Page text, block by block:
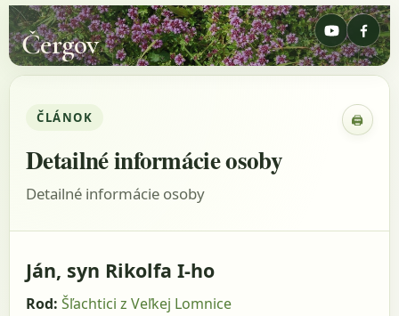
Čergov
ČLÁNOK 🖨
Detailné informácie osoby
Detailné informácie osoby
Ján, syn Rikolfa I-ho
Rod: Šľachtici z Veľkej Lomnice